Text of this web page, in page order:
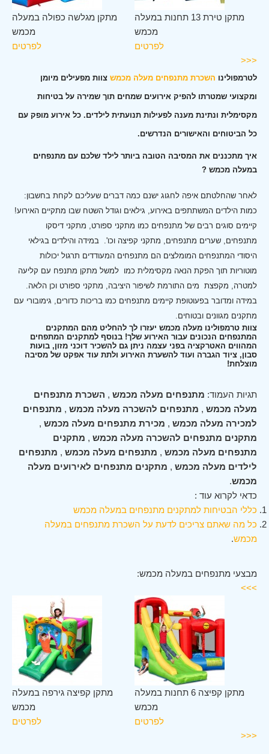
מתקן מגלשה כפולה במעלה
מכמש
לפרטים
מתקן טירת 13 תחנות במעלה
מכמש
לפרטים
<<<
לטרמפולינו השכרת מתנפחים מעלה מכמש צוות מפעילים מיומן
ומקצועי שמטרתו להפיק אירועים שמחים תוך שמירה על בטיחות
מקסימלית ונתינת מענה לפעילות תנועתית לילדים. כל אירוע מופק עם
כל הביטוחים והאישורים הנדרשים.
איך מתכננים את המסיבה הטובה ביותר לילד שלכם עם מתנפחים
במעלה מכמש ?
לאחר שהחלטתם איפה לחגוג ישנם כמה דברים שעליכם לקחת בחשבון:
כמות הילדים המשתתפים באירוע, גילאים וגודל השטח שבו מתקיים האירוע!
קיימים סוגים רבים של מתנפחים כמו מתקני ספורט, מתקני דיסקו
מתנפחים, שערים מתנפחים, מתקני קפיצה וכו'. במידה והילדים בגילאי
היסודי המתנפחים המומלצים הם מתנפחים המעודדים תרגול יכולות
מוטוריות תוך הפקת הנאה מקסימלית כמו למשל מתקן מתנפח עם קליעה
למטרה, מקפצת מים התורמת לשיפור היציבה, מתקני ספורט וכן הלאה.
במידה ומדובר בפעוטופת קיימים מתנפחים כמו בריכות כדורים, גימובורי עם
מתקנים מגוונים ובטוחים.
צוות טרמפולינו מעלה מכמש יעזרו לך להחליט מהם המתקנים
המתנפחים הנכונים עבור האירוע שלך! בנוסף למתקנים המתפחים
המהווים האטרקציה בפני עצמה ניתן גם להשכיר דוכני מזון, בועות
סבון, ציוד הגברה ועוד להשערת האירוע ולתת עוד אפקט של מסיבה
מוצלחת!
תגיות העמוד: מתנפחים מעלה מכמש , השכרת מתנפחים
מעלה מכמש , מתנפחים להשכרה מעלה מכמש , מתנפחים
למכירה מעלה מכמש , מכירת מתנפחים מעלה מכמש ,
מתקנים מתנפחים להשכרה מעלה מכמש , מתקנים
מתנפחים מעלה מכמש , מתנפחים מעלה מכמש , מתנפחים
לילדים מעלה מכמש , מתקנים מתנפחים לאירועים מעלה
מכמש.
כדאי לקרוא עוד :
כללי הבטיחות למתקנים מתנפחים במעלה מכמש
כל מה שאתם צריכים לדעת על השכרת מתנפחים במעלה
מכמש.
מבצעי מתנפחים במעלה מכמש:
>>>
מתקן קפיצה גירפה במעלה
מכמש
לפרטים
מתקן קפיצה 6 תחנות במעלה
מכמש
לפרטים
<<<